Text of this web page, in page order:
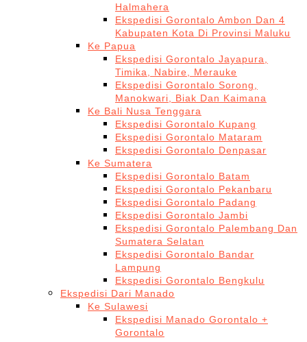
Halmahera
Ekspedisi Gorontalo Ambon Dan 4
Kabupaten Kota Di Provinsi Maluku
Ke Papua
Ekspedisi Gorontalo Jayapura,
Timika, Nabire, Merauke
Ekspedisi Gorontalo Sorong,
Manokwari, Biak Dan Kaimana
Ke Bali Nusa Tenggara
Ekspedisi Gorontalo Kupang
Ekspedisi Gorontalo Mataram
Ekspedisi Gorontalo Denpasar
Ke Sumatera
Ekspedisi Gorontalo Batam
Ekspedisi Gorontalo Pekanbaru
Ekspedisi Gorontalo Padang
Ekspedisi Gorontalo Jambi
Ekspedisi Gorontalo Palembang Dan
Sumatera Selatan
Ekspedisi Gorontalo Bandar
Lampung
Ekspedisi Gorontalo Bengkulu
Ekspedisi Dari Manado
Ke Sulawesi
Ekspedisi Manado Gorontalo +
Gorontalo